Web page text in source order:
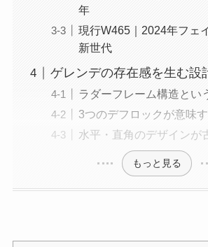
年
現行W465｜2024年フェ
新世代
ゲレンデの存在感を生む設
ラダーフレーム構造とい
3つのデフロックが意味
水平・直角のデザインが
もっと見る